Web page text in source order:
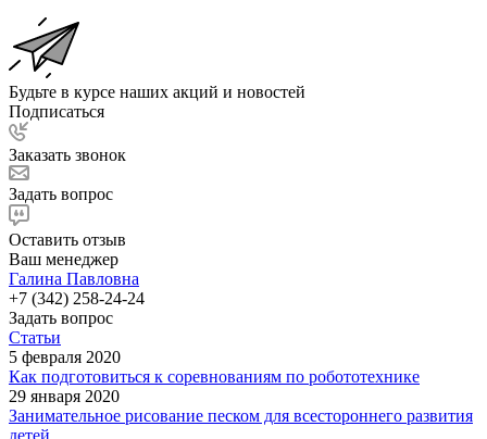
Будьте в курсе наших акций и новостей
Подписаться
Заказать звонок
Задать вопрос
Оставить отзыв
Ваш менеджер
Галина Павловна
+7 (342) 258-24-24
Задать вопрос
Статьи
5 февраля 2020
Как подготовиться к соревнованиям по робототехнике
29 января 2020
Занимательное рисование песком для всестороннего развития
детей